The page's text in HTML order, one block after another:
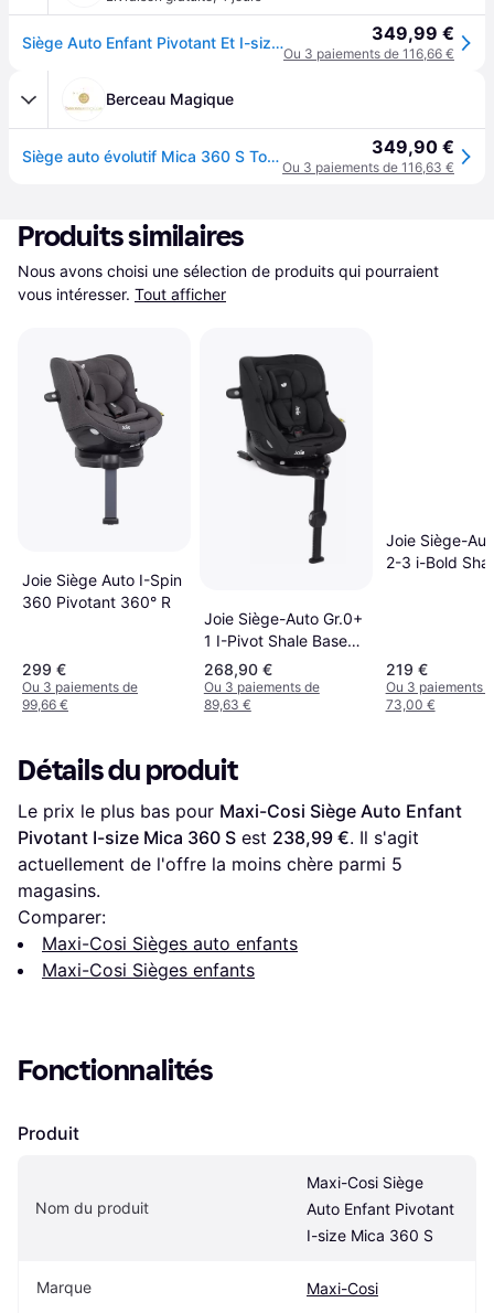
Siège Auto Enfant Pivotant Et I-size Mica 360 S Graphite Tonal 349,99 €
Ou 3 paiements de 116,66 €
Berceau Magique
Siège auto évolutif Mica 360 S Tonal Graphite (groupe 0-1) 349,90 €
Ou 3 paiements de 116,63 €
Produits similaires
Nous avons choisi une sélection de produits qui pourraient
vous intéresser. Tout afficher
Joie Siège Auto I-Spin
360 Pivotant 360° R
299 €
Ou 3 paiements de
99,66 €
Joie Siège-Auto Gr.0+
1 I-Pivot Shale Base
incluse
268,90 €
Ou 3 paiements de
89,63 €
Joie Siège-
2-3 i-Bold
219 €
Ou 3 paiements
73,00 €
Détails du produit
Le prix le plus bas pour Maxi-Cosi Siège Auto Enfant
Pivotant I-size Mica 360 S est 238,99 €. Il s'agit
actuellement de l'offre la moins chère parmi 5
magasins.
Comparer:
Maxi-Cosi Sièges auto enfants
Maxi-Cosi Sièges enfants
Fonctionnalités
Produit
Nom du produit
Maxi-Cosi Siège
Auto Enfant Pivotant
I-size Mica 360 S
Marque Maxi-Cosi